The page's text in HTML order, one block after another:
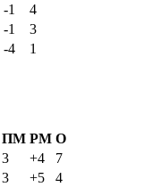
-1
4
-1
3
-4
1
ПМ РМ О
3 +4
7
3 +5
4